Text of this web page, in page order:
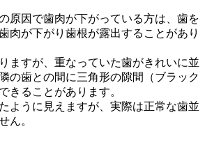
原因で歯肉が下がっている方は、歯を
肉が下がり歯根が露出することがあり
ますが、重なっていた歯がきれいに並
の歯との間に三角形の隙間（ブラック
きることがあります。
ように見えますが、実際は正常な歯並
ん。